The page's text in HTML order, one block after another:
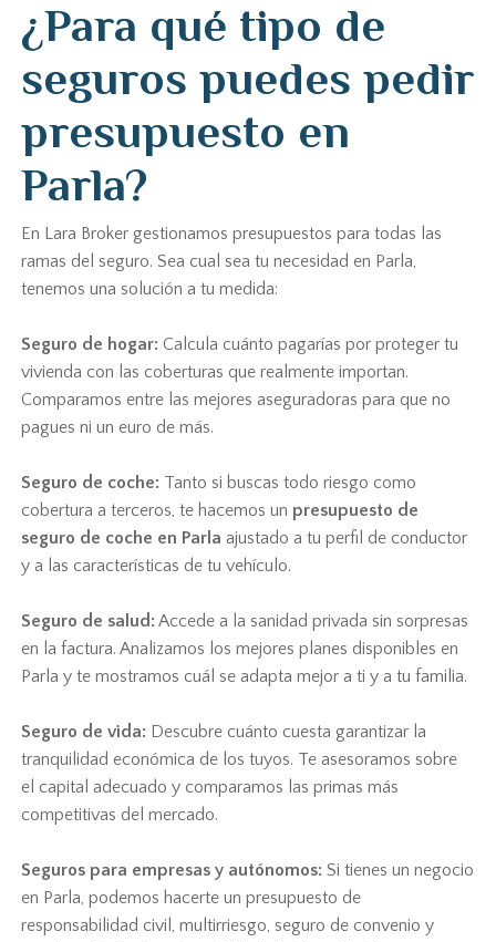
¿Para qué tipo de
seguros puedes pedir
presupuesto en
Parla?
En Lara Broker gestionamos presupuestos para todas las
ramas del seguro. Sea cual sea tu necesidad en Parla,
tenemos una solución a tu medida:
Seguro de hogar: Calcula cuánto pagarías por proteger tu
vivienda con las coberturas que realmente importan.
Comparamos entre las mejores aseguradoras para que no
pagues ni un euro de más.
Seguro de coche: Tanto si buscas todo riesgo como
cobertura a terceros, te hacemos un presupuesto de
seguro de coche en Parla ajustado a tu perfil de conductor
y a las características de tu vehículo.
Seguro de salud:Accede a la sanidad privada sin sorpresas
en la factura. Analizamos los mejores planes disponibles en
Parla y te mostramos cuál se adapta mejor a ti y a tu familia.
Seguro de vida: Descubre cuánto cuesta garantizar la
tranquilidad económica de los tuyos. Te asesoramos sobre
el capital adecuado y comparamos las primas más
competitivas del mercado.
Seguros para empresas y autónomos: Si tienes un negocio
en Parla, podemos hacerte un presupuesto de
responsabilidad civil, multirriesgo, seguro de convenio y